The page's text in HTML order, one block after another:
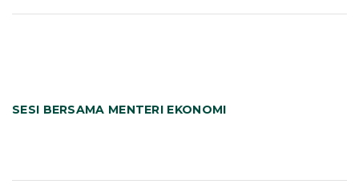
SESI BERSAMA MENTERI EKONOMI